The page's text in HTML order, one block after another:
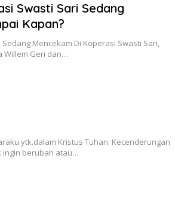
Swasti Sari Sedang
Kapan?
Sedang Mencekam Di Koperasi Swasti Sari,
Willem Geri dan…
ytk.dalam Kristus Tuhan. Kecenderungan
ingin berubah atau…